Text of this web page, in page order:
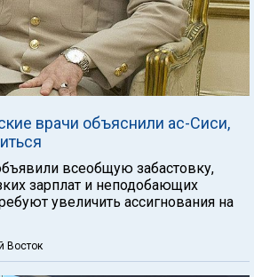
врачи объяснили ас-Сиси,
всеобщую забастовку,
зарплат и неподобающих
увеличить ассигнования на
Восток